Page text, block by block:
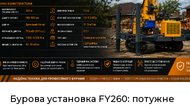
Бурова установка FY260: потужне